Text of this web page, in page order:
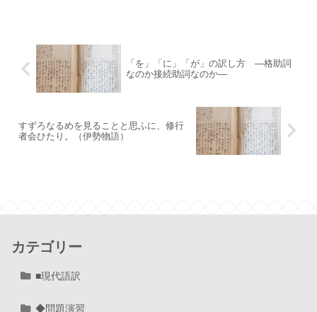
「を」「に」「が」の訳し方 ―格助詞
なのか接続助詞なのか―
すずろなるめを見ることと思ふに、修行
者会ひたり。（伊勢物語）
カテゴリー
■現代語訳
◆問題演習